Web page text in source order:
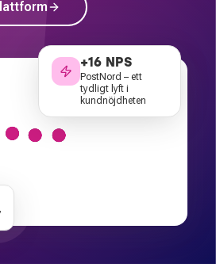
+16 NPS
PostNord – ett
tydligt lyft i
kundnöjdheten